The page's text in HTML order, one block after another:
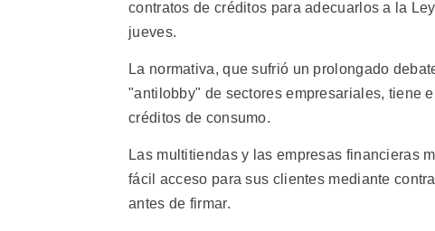
contratos de créditos para adecuarlos a la
jueves.
La normativa, que sufrió un prolongado
"antilobby" de sectores empresariales, tiene
créditos de consumo.
Las multitiendas y las empresas financieras
fácil acceso para sus clientes mediante
antes de firmar.